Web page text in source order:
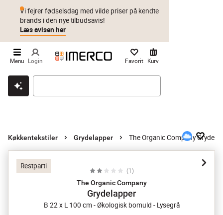
Klik & hent Byt i 1 år Prismatch
Vi fejrer fødselsdag med vilde priser på kendte
brands i den nye tilbudsavis!
Læs avisen her
Menu Login Favorit Kurv
Køkkentekstiler Grydelapper The Organic Company
Restparti
(1 )
The Organic Company
Grydelapper
B 22 x L 100 cm - Økologisk bomuld - Lysegrå